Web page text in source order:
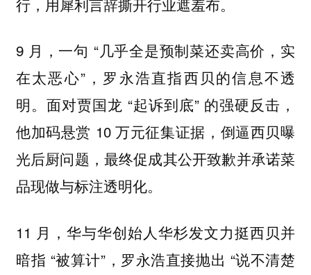
9 月，一句 “几乎全是预制菜还卖高价，实
在太恶心”，罗永浩直指西贝的信息不透
明。面对贾国龙 “起诉到底” 的强硬反击，
他加码悬赏 10 万元征集证据，倒逼西贝曝
光后厨问题，最终促成其公开致歉并承诺菜
品现做与标注透明化。
11 月，华与华创始人华杉发文力挺西贝并
暗指 “被算计”，罗永浩直接抛出 “说不清楚